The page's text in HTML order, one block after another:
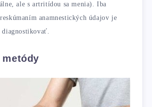
ale s artritídou sa menia). Iba
anamnestických údajov je
diagnostikovať.
metódy